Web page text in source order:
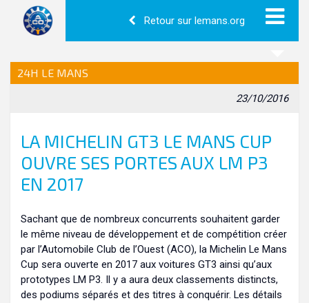
Retour sur lemans.org
24H LE MANS
23/10/2016
LA MICHELIN GT3 LE MANS CUP
OUVRE SES PORTES AUX LM P3
EN 2017
Sachant que de nombreux concurrents souhaitent garder
le même niveau de développement et de compétition créer
par l’Automobile Club de l’Ouest (ACO), la Michelin Le Mans
Cup sera ouverte en 2017 aux voitures GT3 ainsi qu’aux
prototypes LM P3. Il y a aura deux classements distincts,
des podiums séparés et des titres à conquérir. Les détails